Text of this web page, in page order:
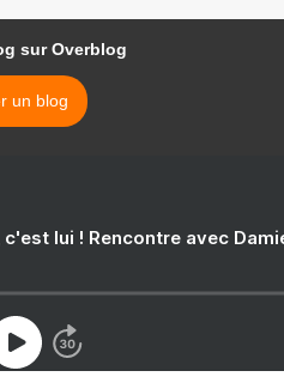
sur Overblog
un blog
lui ! Rencontre avec